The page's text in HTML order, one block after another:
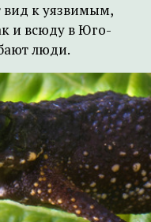
вид к уязвимым,
и всюду в Юго-
люди.